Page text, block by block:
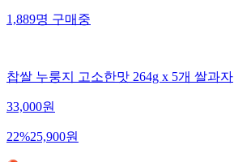
1,889명구매중
찹쌀 누룽지 고소한맛 264g x 5개 쌀과자
33,000원
22%25,900원